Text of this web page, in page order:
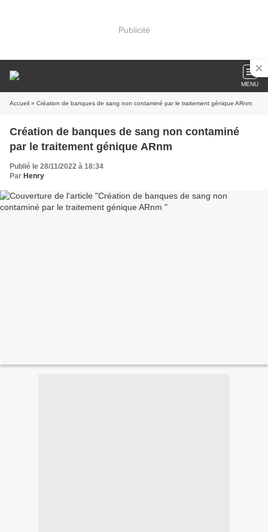
Publicité
MENU
Accueil » Création de banques de sang non contaminé par le traitement génique ARnm
Création de banques de sang non contaminé
par le traitement génique ARnm
Publié le 28/11/2022 à 18:34
Par Henry